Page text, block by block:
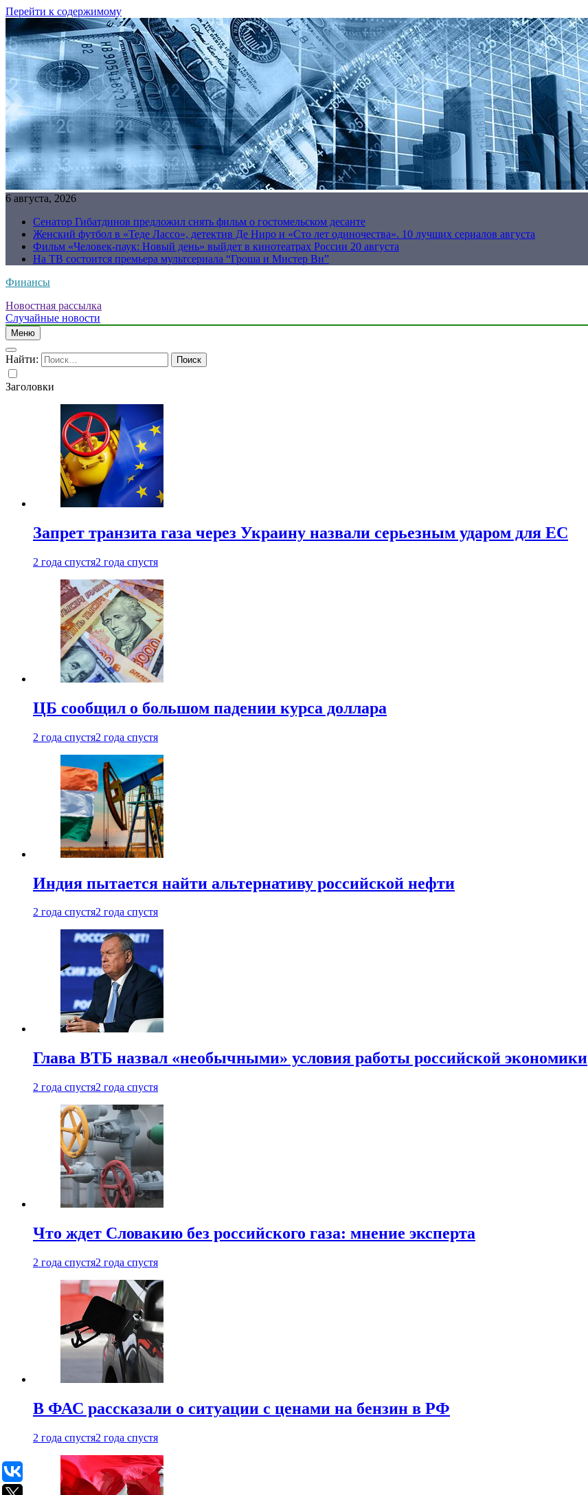
Перейти к содержимому
6 августа, 2026
Сенатор Гибатдинов предложил снять фильм о гостомельском десанте
Женский футбол в «Теде Лассо», детектив Де Ниро и «Сто лет одиночества». 10 лучших сериалов августа
Фильм «Человек-паук: Новый день» выйдет в кинотеатрах России 20 августа
На ТВ состоится премьера мультсериала “Гроша и Мистер Ви”
Финансы
Новостная рассылка
Случайные новости
Меню
Найти:
Заголовки
Запрет транзита газа через Украину назвали серьезным ударом для ЕС
2 года спустя2 года спустя
ЦБ сообщил о большом падении курса доллара
2 года спустя2 года спустя
Индия пытается найти альтернативу российской нефти
2 года спустя2 года спустя
Глава ВТБ назвал «необычными» условия работы российской экономики
2 года спустя2 года спустя
Что ждет Словакию без российского газа: мнение эксперта
2 года спустя2 года спустя
В ФАС рассказали о ситуации с ценами на бензин в РФ
2 года спустя2 года спустя